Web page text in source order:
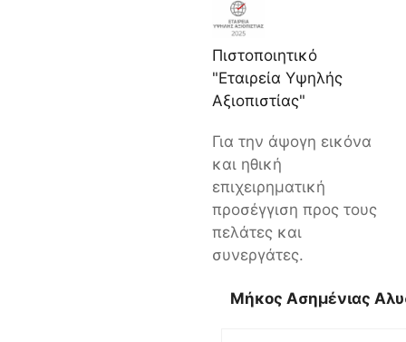
Πιστοποιητικό
"Εταιρεία Υψηλής
Αξιοπιστίας"
Για την άψογη εικόνα
και ηθική
επιχειρηματική
προσέγγιση προς τους
πελάτες και
συνεργάτες.
Μήκος Ασημένιας